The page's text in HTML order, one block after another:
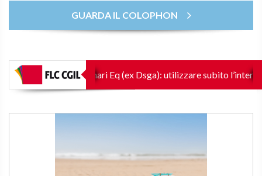
GUARDA IL COLOPHON
2027 Funzionari Eq (ex Dsga): utilizzare subito l’intero